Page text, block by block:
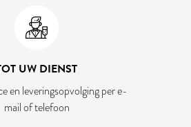
UW DIENST
en leveringsopvolging per e-
mail of telefoon